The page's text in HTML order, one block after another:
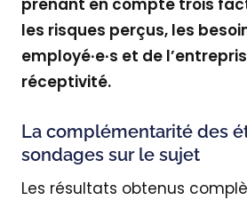
les risques perçus, les
employé∙e∙s et de
réceptivité.
La complémentarité des
sondages sur le sujet
Les résultats obtenus